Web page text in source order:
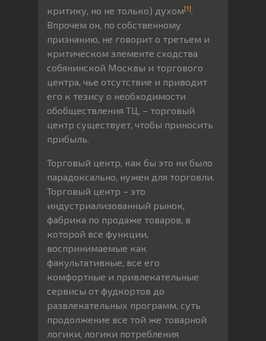
критику, но не только) духом[1].
Впрочем он, по собственному
признанию, не говорит о третьем и
критическом элементе сходства
собянинской Москвы и торгового
центра, чье отсутствие и приводит
его к тезису о необходимости
обобществления ТЦ, – торговый
центр существует, чтобы приносить
прибыль.
Торговый центр, как бы это ни было
парадоксально, нужен для торговли.
Торговый центр – это
индустриализованный рынок,
фабрика по продаже товаров, в
которой все функции,
воспринимаемые как
факультативные, все его
комфортные и привлекательные
сервисы от фудкортов до
развлекательных программ, суть
продолжение все той же товарной
логики, логики потребления